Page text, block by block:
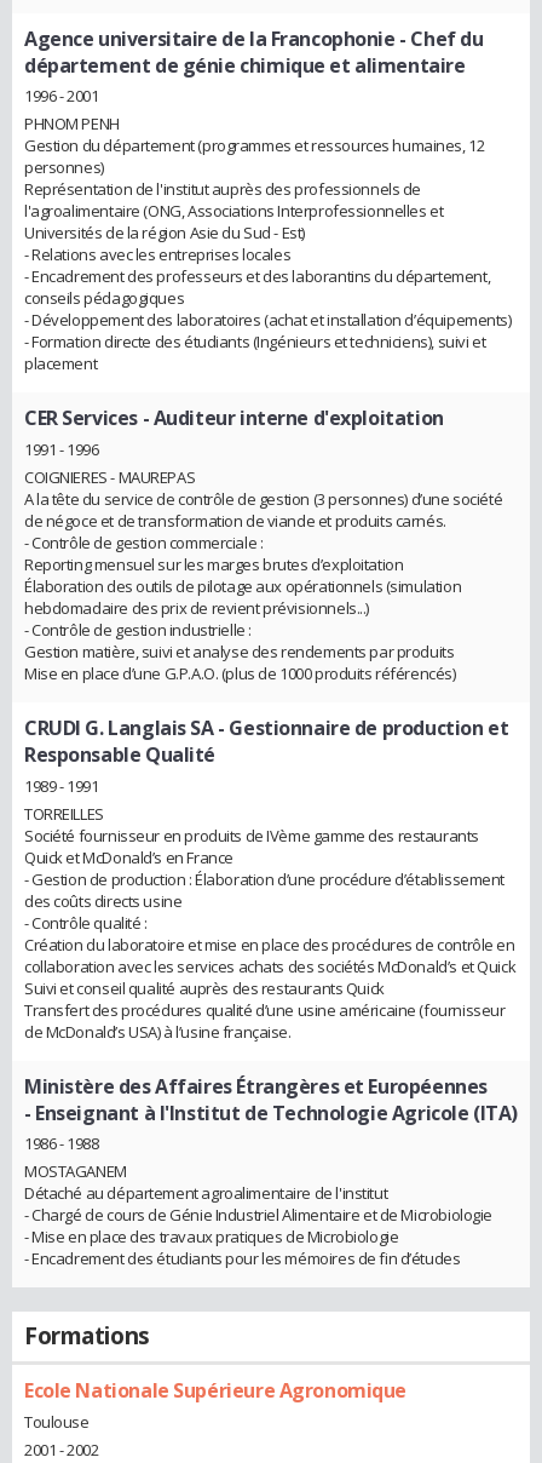
Agence universitaire de la Francophonie - Chef du
département de génie chimique et alimentaire
1996 - 2001
PHNOM PENH
Gestion du département (programmes et ressources humaines, 12
personnes)
Représentation de l'institut auprès des professionnels de
l'agroalimentaire (ONG, Associations Interprofessionnelles et
Universités de la région Asie du Sud - Est)
- Relations avec les entreprises locales
- Encadrement des professeurs et des laborantins du département,
conseils pédagogiques
- Développement des laboratoires (achat et installation d’équipements)
- Formation directe des étudiants (Ingénieurs et techniciens), suivi et
placement
CER Services- Auditeur interne d'exploitation
1991 - 1996
COIGNIERES - MAUREPAS
A la tête du service de contrôle de gestion (3 personnes) d’une société
de négoce et de transformation de viande et produits carnés.
- Contrôle de gestion commerciale :
Reporting mensuel sur les marges brutes d’exploitation
Élaboration des outils de pilotage aux opérationnels (simulation
hebdomadaire des prix de revient prévisionnels...)
- Contrôle de gestion industrielle :
Gestion matière, suivi et analyse des rendements par produits
Mise en place d’une G.P.A.O. (plus de 1000 produits référencés)
CRUDI G. Langlais SA- Gestionnaire de production et
Responsable Qualité
1989 - 1991
TORREILLES
Société fournisseur en produits de IVème gamme des restaurants
Quick et McDonald’s en France
- Gestion de production : Élaboration d’une procédure d’établissement
des coûts directs usine
- Contrôle qualité :
Création du laboratoire et mise en place des procédures de contrôle en
collaboration avec les services achats des sociétés McDonald’s et Quick
Suivi et conseil qualité auprès des restaurants Quick
Transfert des procédures qualité d’une usine américaine (fournisseur
de McDonald’s USA) à l’usine française.
Ministère des Affaires Étrangères et Européennes
- Enseignant à l'Institut de Technologie Agricole (ITA)
1986 - 1988
MOSTAGANEM
Détaché au département agroalimentaire de l'institut
- Chargé de cours de Génie Industriel Alimentaire et de Microbiologie
- Mise en place des travaux pratiques de Microbiologie
- Encadrement des étudiants pour les mémoires de fin d’études
Formations
Ecole Nationale Supérieure Agronomique
Toulouse
2001 - 2002